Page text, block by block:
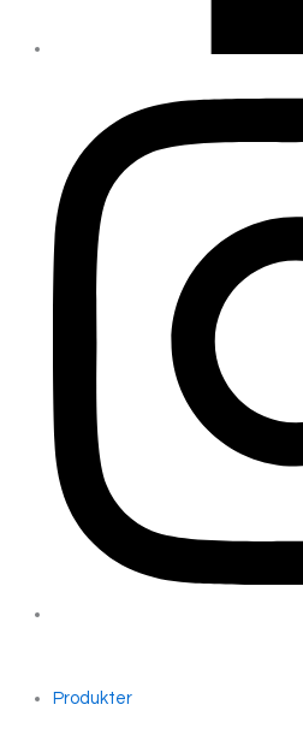
Produkter